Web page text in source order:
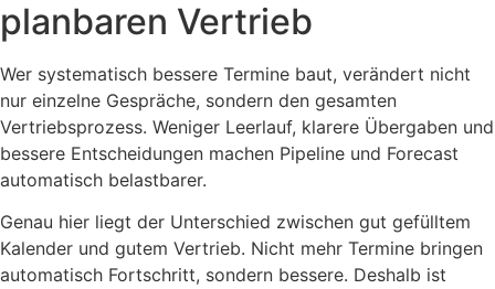
planbaren Vertrieb
Wer systematisch bessere Termine baut, verändert nicht
nur einzelne Gespräche, sondern den gesamten
Vertriebsprozess. Weniger Leerlauf, klarere Übergaben und
bessere Entscheidungen machen Pipeline und Forecast
automatisch belastbarer.
Genau hier liegt der Unterschied zwischen gut gefülltem
Kalender und gutem Vertrieb. Nicht mehr Termine bringen
automatisch Fortschritt, sondern bessere. Deshalb ist